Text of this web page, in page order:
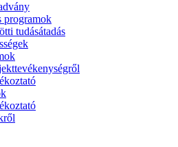
programok
tudásátadás